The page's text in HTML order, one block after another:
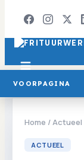
VOORPAGINA
Home /Actueel
ACTUEEL